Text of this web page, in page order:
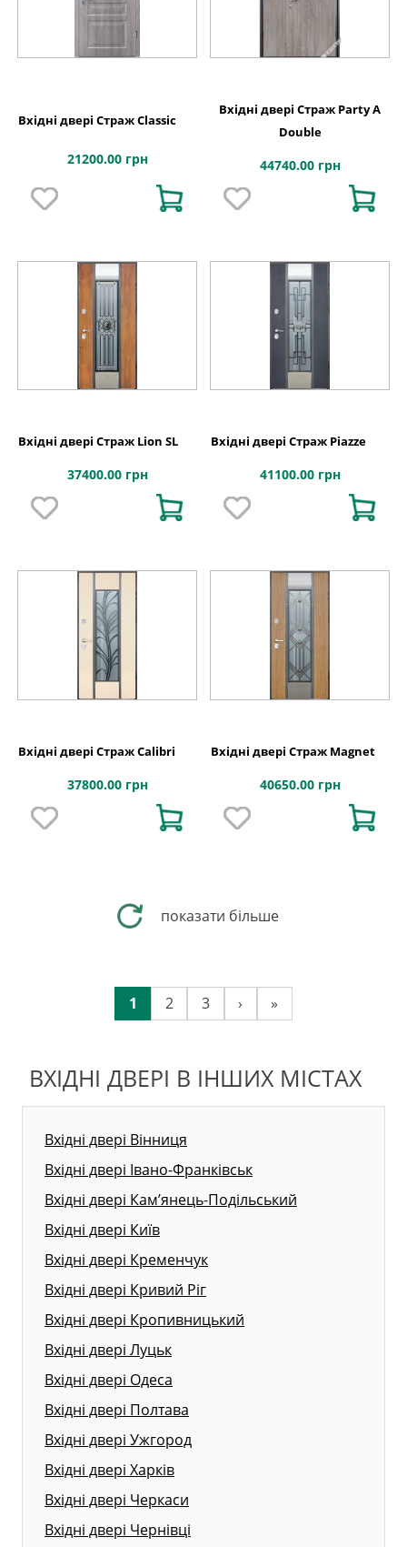
Вхідні двері Страж Classic
21200.00 грн
Вхідні двері Страж Party A
Double
44740.00 грн
Вхідні двері Страж Lion SL
37400.00 грн
Вхідні двері Страж Piazze
41100.00 грн
Вхідні двері Страж Calibri
37800.00 грн
Вхідні двері Страж Magnet
40650.00 грн
показати більше
1 2 3 › »
ВХІДНІ ДВЕРІ В ІНШИХ МІСТАХ
Вхідні двері Вінниця
Вхідні двері Івано-Франківськ
Вхідні двері Кам’янець-Подільський
Вхідні двері Київ
Вхідні двері Кременчук
Вхідні двері Кривий Ріг
Вхідні двері Кропивницький
Вхідні двері Луцьк
Вхідні двері Одеса
Вхідні двері Полтава
Вхідні двері Ужгород
Вхідні двері Харків
Вхідні двері Черкаси
Вхідні двері Чернівці